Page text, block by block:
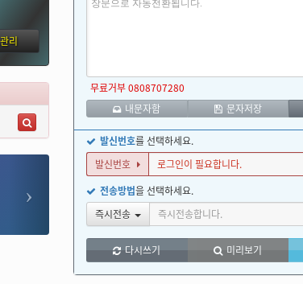
리
무료거부
내문자함
문자저장
발신번호를 선택하세요.
발신번호
전송방법을 선택하세요.
즉시전송
다시쓰기 미리보기